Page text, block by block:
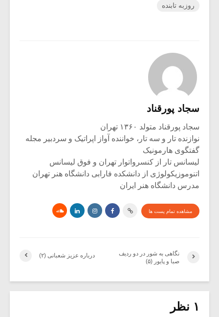
روزبه تابنده
سجاد پورقناد
سجاد پورقناد متولد ۱۳۶۰ تهران
نوازنده تار و سه تار، خواننده آواز اپراتیک و سردبیر مجله
گفتگوی هارمونیک
لیسانس تار از کنسرواتوار تهران و فوق لیسانس
اتنوموزیکولوژی از دانشکده فارابی دانشگاه هنر تهران
مدرس دانشگاه هنر ایران
مشاهده تمام پست ها
درباره عزیز شعبانی (۲)
نگاهی به شور در دو ردیف
صبا و پایور (۵)
۱ نظر